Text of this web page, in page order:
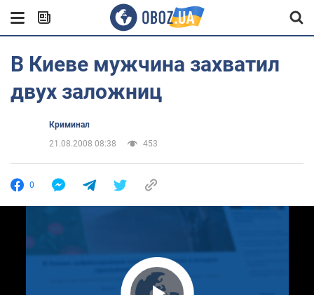
В Киеве мужчина захватил
двух заложниц
Криминал
21.08.2008 08:38
453
0